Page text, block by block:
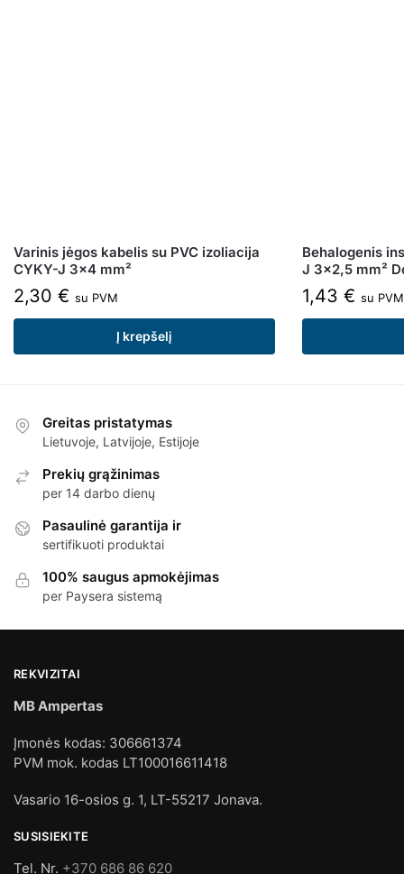
Varinis jėgos kabelis su PVC izoliacija
CYKY-J 3×4 mm²
2,30 € su PVM
Į krepšelį
Behalogenis
J 3×2,5 mm²
1,43 € su PVM
Greitas pristatymas
Lietuvoje, Latvijoje, Estijoje
Prekių grąžinimas
per 14 darbo dienų
Pasaulinė garantija ir
sertifikuoti produktai
100% saugus apmokėjimas
per Paysera sistemą
REKVIZITAI
MB Ampertas
Įmonės kodas: 306661374
PVM mok. kodas LT100016611418
Vasario 16-osios g. 1, LT-55217 Jonava.
SUSISIEKITE
Tel. Nr. +370 686 86 620